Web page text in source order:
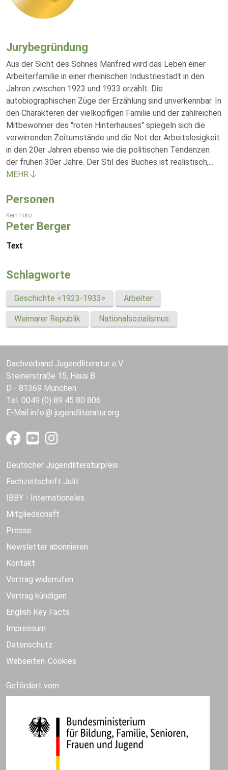
Jurybegründung
Aus der Sicht des Sohnes Manfred wird das Leben einer
Arbeiterfamilie in einer rheinischen Industriestadt in den
Jahren zwischen 1923 und 1933 erzählt. Die
autobiographischen Züge der Erzählung sind unverkennbar. In
den Charakteren der vielköpfigen Familie und der zahlreichen
Mitbewohner des "roten Hinterhauses" spiegeln sich die
verwirrenden Zeitumstände und die Not der Arbeitslosigkeit
in den 20er Jahren ebenso wie die politischen Tendenzen
der frühen 30er Jahre. Der Stil des Buches ist realistisch,...
MEHR
Personen
Kein Foto
Peter Berger
Text
Schlagworte
Geschichte <1923-1933> Arbeiter
Weimarer Republik Nationalsozialismus
Dachverband Jugendliteratur e.V.
Steinerstraße 15, Haus B
D - 81369 München
Tel. 0049 (0) 89 45 80 806
E-Mail info jugendliteratur.org
Deutscher Jugendliteraturpreis
Fachzeitschrift Julit
IBBY - Internationales
Mitgliedschaft
Presse
Newsletter abonnieren
Kontakt
Vertrag widerrufen
Vertrag kündigen
English Key Facts
Impressum
Datenschutz
Webseiten-Cookies
Gefördert vom: